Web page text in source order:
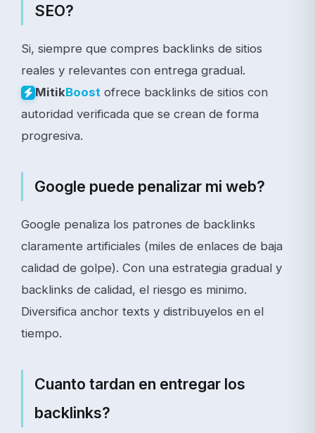
SEO?
Si, siempre que compres backlinks de sitios
reales y relevantes con entrega gradual.
MitikBoost ofrece backlinks de sitios con
autoridad verificada que se crean de forma
progresiva.
Google puede penalizar mi web?
Google penaliza los patrones de backlinks
claramente artificiales (miles de enlaces de baja
calidad de golpe). Con una estrategia gradual y
backlinks de calidad, el riesgo es minimo.
Diversifica anchor texts y distribuyelos en el
tiempo.
Cuanto tardan en entregar los
backlinks?